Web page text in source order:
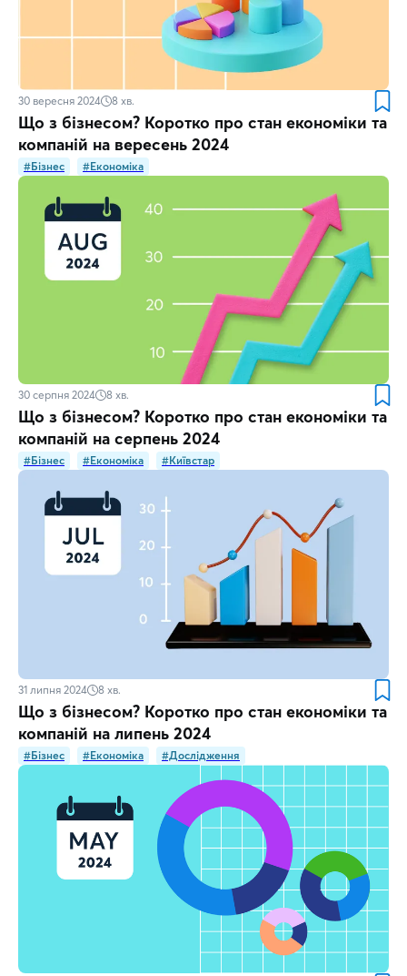
30 вересня 2024 8 хв.
Що з бізнесом? Коротко про стан економіки та
компаній на вересень 2024
#Бізнес #Економіка
30 серпня 2024 8 хв.
Що з бізнесом? Коротко про стан економіки та
компаній на серпень 2024
#Бізнес #Економіка #Київстар
31 липня 2024 8 хв.
Що з бізнесом? Коротко про стан економіки та
компаній на липень 2024
#Бізнес #Економіка #Дослідження